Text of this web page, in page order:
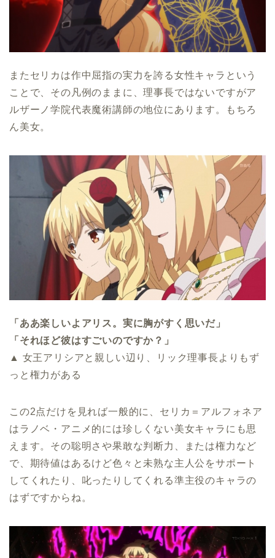
またセリカは作中屈指の実力を誇る女性キャラという
ことで、その凡例のままに、理事長ではないですがア
ルザーノ学院代表魔術講師の地位にあります。もちろ
ん美女。
「ああ楽しいよアリス。実に胸がすく思いだ」
「それほど彼はすごいのですか？」
▲ 女王アリシアと親しい辺り、リック理事長よりもず
っと権力がある
この2点だけを見れば一般的に、セリカ＝アルフォネア
はラノベ・アニメ的には珍しくない美女キャラにも思
えます。その聡明さや果敢な判断力、または権力など
で、期待値はあるけど色々と未熟な主人公をサポート
してくれたり、叱ったりしてくれる準主役のキャラの
はずですからね。